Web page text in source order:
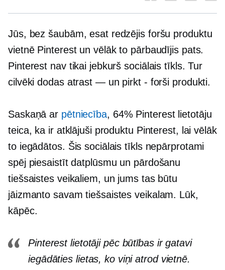
Jūs, bez šaubām, esat redzējis foršu produktu
vietnē Pinterest un vēlāk to pārbaudījis pats.
Pinterest nav tikai jebkurš sociālais tīkls. Tur
cilvēki dodas atrast — un pirkt - forši produkti.
Saskaņā ar pētniecība, 64% Pinterest lietotāju
teica, ka ir atklājuši produktu Pinterest, lai vēlāk
to iegādātos. Šis sociālais tīkls nepārprotami
spēj piesaistīt datplūsmu un pārdošanu
tiešsaistes veikaliem, un jums tas būtu
jāizmanto savam tiešsaistes veikalam. Lūk,
kāpēc.
Pinterest lietotāji pēc būtības ir gatavi
iegādāties lietas, ko viņi atrod vietnē.